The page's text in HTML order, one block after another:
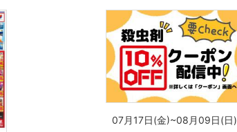
07月17日(金)~08月09日(日)